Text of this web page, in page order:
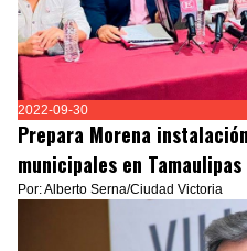
2022-09-30
Prepara Morena
municipales en Tamaulipas
Por: Alberto Serna/Ciudad Victoria